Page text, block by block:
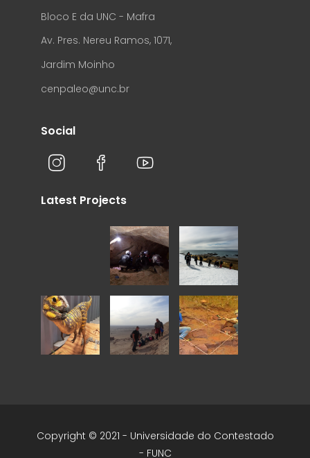
Bloco E da UNC - Mafra
Av. Pres. Nereu Ramos, 1071,
Jardim Moinho
cenpaleo@unc.br
Social
Latest Projects
Copyright © 2021 - Universidade do Contestado
- FUNC